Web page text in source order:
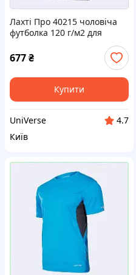
Лахті Про 40215 чоловіча
футболка 120 г/м2 для
677₴
Купити
UniVerse
4.7
Київ